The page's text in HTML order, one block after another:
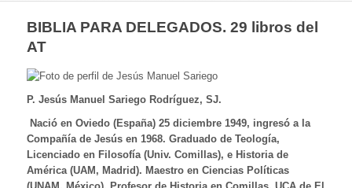
BIBLIA PARA DELEGADOS. 29 libros del
AT
P. Jesús Manuel Sariego Rodríguez, SJ.
Nació en Oviedo (España) 25 diciembre 1949, ingresó a la
Compañía de Jesús en 1968. Graduado de Teología,
Licenciado en Filosofía (Univ. Comillas), e Historia de
América (UAM, Madrid). Maestro en Ciencias Políticas